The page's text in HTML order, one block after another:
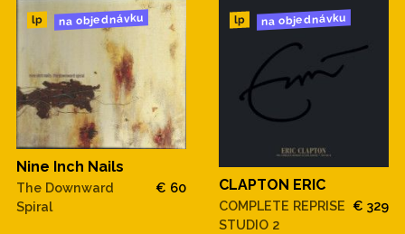
lp na objednávku
Nine Inch Nails
The Downward
Spiral
€ 60
lp na objednávku
CLAPTON ERIC
COMPLETE REPRISE
STUDIO 2
€ 329